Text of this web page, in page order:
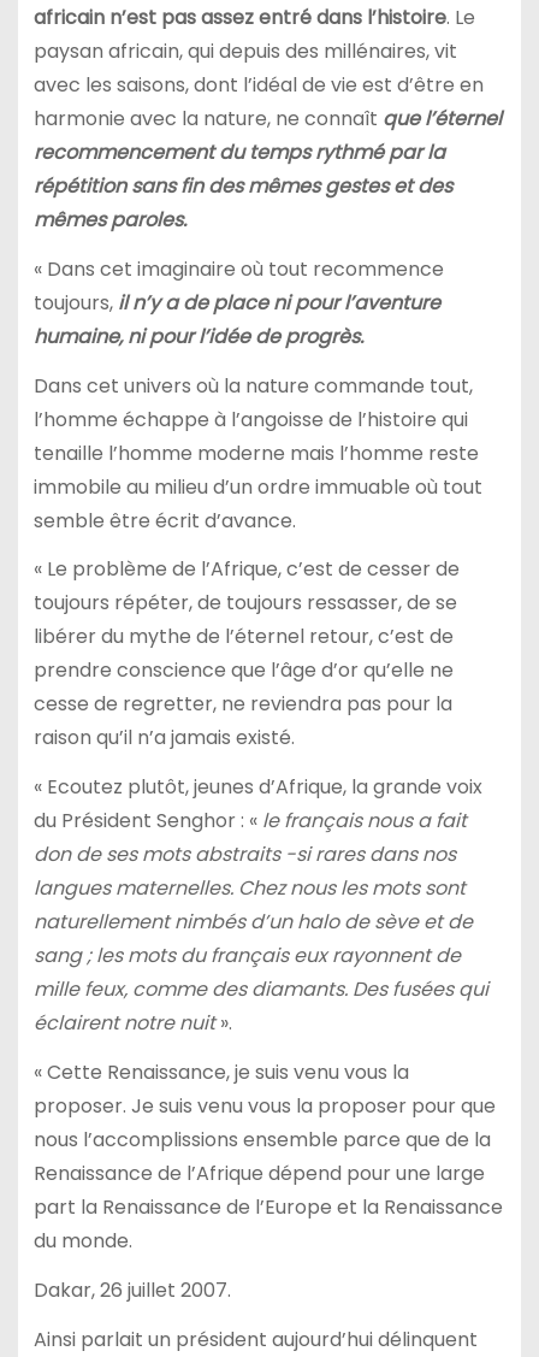
africain n’est pas assez entré dans l’histoire. Le
paysan africain, qui depuis des millénaires, vit
avec les saisons, dont l’idéal de vie est d’être en
harmonie avec la nature, ne connaît que l’éternel
recommencement du temps rythmé par la
répétition sans fin des mêmes gestes et des
mêmes paroles.
« Dans cet imaginaire où tout recommence
toujours,il n’y a de place ni pour l’aventure
humaine, ni pour l’idée de progrès.
Dans cet univers où la nature commande tout,
l’homme échappe à l’angoisse de l’histoire qui
tenaille l’homme moderne mais l’homme reste
immobile au milieu d’un ordre immuable où tout
semble être écrit d’avance.
« Le problème de l’Afrique, c’est de cesser de
toujours répéter, de toujours ressasser, de se
libérer du mythe de l’éternel retour, c’est de
prendre conscience que l’âge d’or qu’elle ne
cesse de regretter, ne reviendra pas pour la
raison qu’il n’a jamais existé.
« Ecoutez plutôt, jeunes d’Afrique, la grande voix
du Président Senghor : « le français nous a fait
don de ses mots abstraits -si rares dans nos
langues maternelles. Chez nous les mots sont
naturellement nimbés d’un halo de sève et de
sang ; les mots du français eux rayonnent de
mille feux, comme des diamants. Des fusées qui
éclairent notre nuit».
« Cette Renaissance, je suis venu vous la
proposer. Je suis venu vous la proposer pour que
nous l’accomplissions ensemble parce que de la
Renaissance de l’Afrique dépend pour une large
part la Renaissance de l’Europe et la Renaissance
du monde.
Dakar, 26 juillet 2007.
Ainsi parlait un président aujourd’hui délinquent